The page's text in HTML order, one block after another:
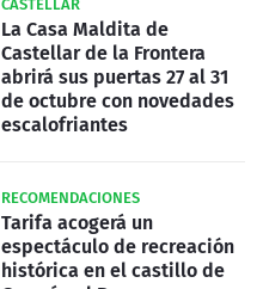
CASTELLAR
La Casa Maldita de
Castellar de la Frontera
abrirá sus puertas 27 al 31
de octubre con novedades
escalofriantes
RECOMENDACIONES
Tarifa acogerá un
espectáculo de recreación
histórica en el castillo de